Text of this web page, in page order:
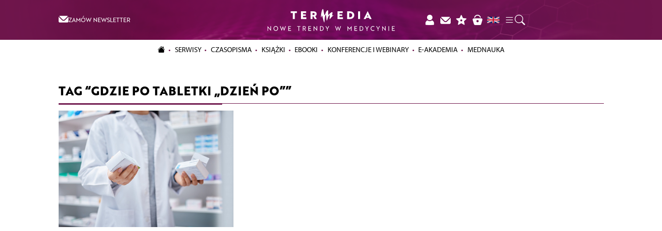
ZAMÓW NEWSLETTER
SERWISY CZASOPISMA KSIĄŻKI EBOOKI KONFERENCJE I WEBINARY E-AKADEMIA MEDNAUKA
TAG “GDZIE PO TABLETKI „DZIEŃ PO””